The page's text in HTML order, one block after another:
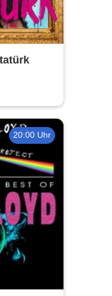
20:00 Uhr